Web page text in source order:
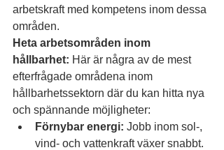
arbetskraft med kompetens inom dessa
områden.
Heta arbetsområden inom
hållbarhet: Här är några av de mest
efterfrågade områdena inom
hållbarhetssektorn där du kan hitta nya
och spännande möjligheter:
Förnybar energi: Jobb inom sol-,
vind- och vattenkraft växer snabbt.